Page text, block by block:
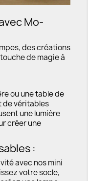
Mo-
des créations
de magie à
ou une table de
de véritables
une lumière
créer une
:
avec nos mini
votre socle,